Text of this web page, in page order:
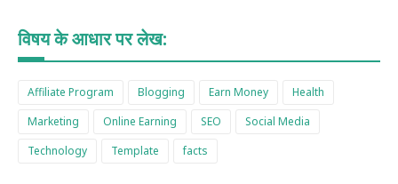
विषय के आधार पर लेख:
Affiliate Program Blogging Earn Money
Health
Marketing
Online Earning SEO
Social Media
Technology
Template facts